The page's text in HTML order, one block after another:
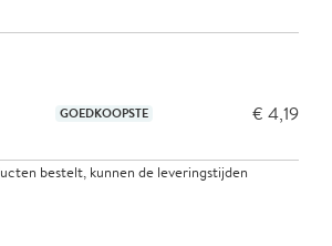
GOEDKOOPSTE € 4,19
bestelt, kunnen de leveringstijden